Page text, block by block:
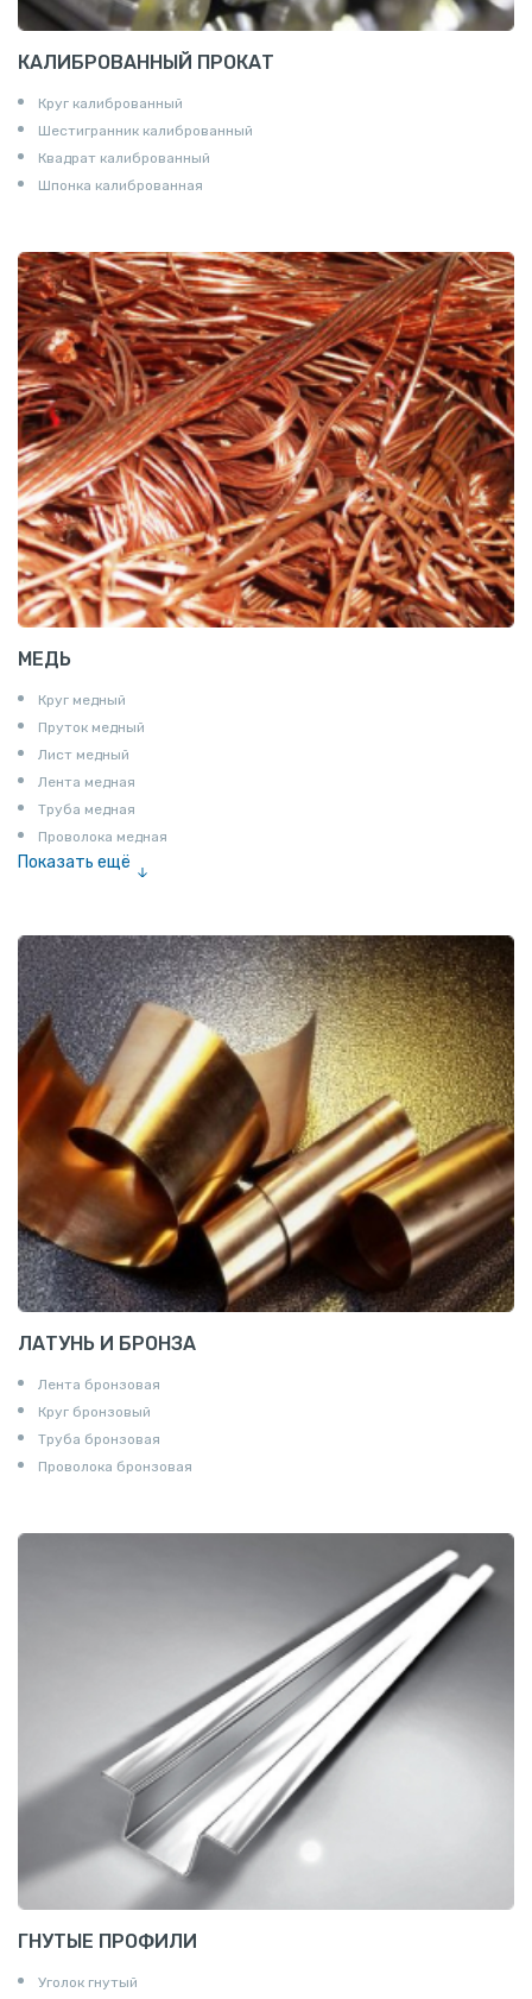
КАЛИБРОВАННЫЙ ПРОКАТ
Круг калиброванный
Шестигранник калиброванный
Квадрат калиброванный
Шпонка калиброванная
МЕДЬ
Круг медный
Пруток медный
Лист медный
Лента медная
Труба медная
Проволока медная
Показать ещё
ЛАТУНЬ И БРОНЗА
Лента бронзовая
Круг бронзовый
Труба бронзовая
Проволока бронзовая
ГНУТЫЕ ПРОФИЛИ
Уголок гнутый